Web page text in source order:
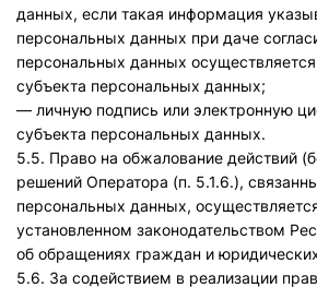
данных, если такая информация
персональных данных при даче
персональных данных осуществляется
субъекта персональных данных;
— личную подпись или электронную
субъекта персональных данных.
5.5. Право на обжалование действий
решений Оператора (п. 5.1.6.),
персональных данных,
установленном законодательством
об обращениях граждан и
5.6. За содействием в реализации